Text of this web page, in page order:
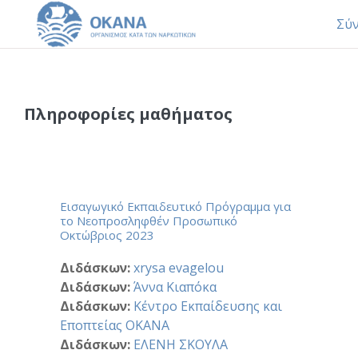
Πληροφορίες μαθήματος
Εισαγωγικό Εκπαιδευτικό Πρόγραμμα για
το Νεοπροσληφθέν Προσωπικό
Oκτώβριος 2023
Διδάσκων:xrysa evagelou
Διδάσκων:Άννα Κιαπόκα
Διδάσκων: Κέντρο Εκπαίδευσης και
Εποπτείας ΟΚΑΝΑ
Διδάσκων: ΕΛΕΝΗ ΣΚΟΥΛΑ